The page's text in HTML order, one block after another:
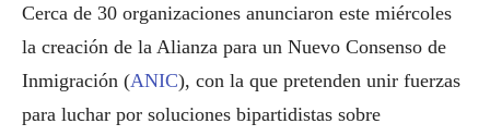
Cerca de 30 organizaciones anunciaron este miércoles
la creación de la Alianza para un Nuevo Consenso de
Inmigración (ANIC), con la que pretenden unir fuerzas
para luchar por soluciones bipartidistas sobre